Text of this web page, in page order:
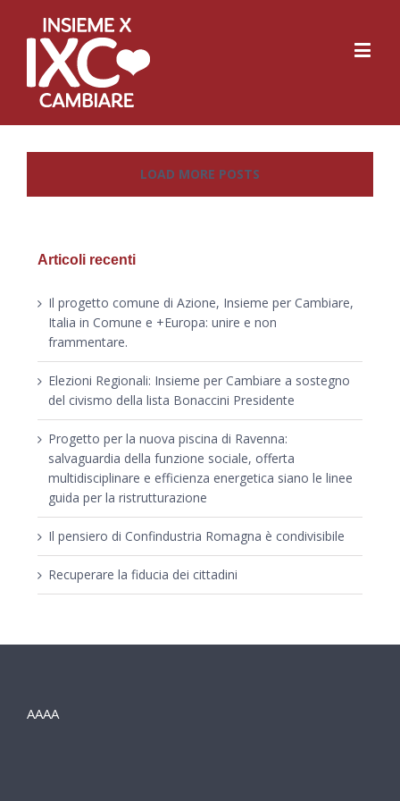
LOAD MORE POSTS
Articoli recenti
Il progetto comune di Azione, Insieme per Cambiare,
Italia in Comune e +Europa: unire e non
frammentare.
Elezioni Regionali: Insieme per Cambiare a sostegno
del civismo della lista Bonaccini Presidente
Progetto per la nuova piscina di Ravenna:
salvaguardia della funzione sociale, offerta
multidisciplinare e efficienza energetica siano le linee
guida per la ristrutturazione
Il pensiero di Confindustria Romagna è condivisibile
Recuperare la fiducia dei cittadini
AAAA